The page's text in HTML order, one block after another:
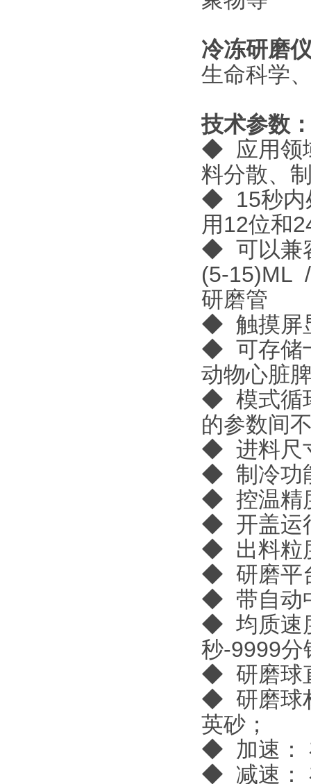
冷冻研磨
生命科学
技术参数
◆ 应用领
料分散、
◆ 15秒内
用12位和
◆ 可以兼
(5-15)ML
研磨管
◆ 触摸屏
◆ 可存储
动物心脏
◆ 模式循
的参数间
◆ 进料尺
◆ 制冷功
◆ 控温精
◆ 开盖运
◆ 出料粒
◆ 研磨平
◆ 带自动
◆ 均质速
秒-9999分
◆ 研磨球
◆ 研磨球
英砂；
◆ 加速：
◆ 减速：